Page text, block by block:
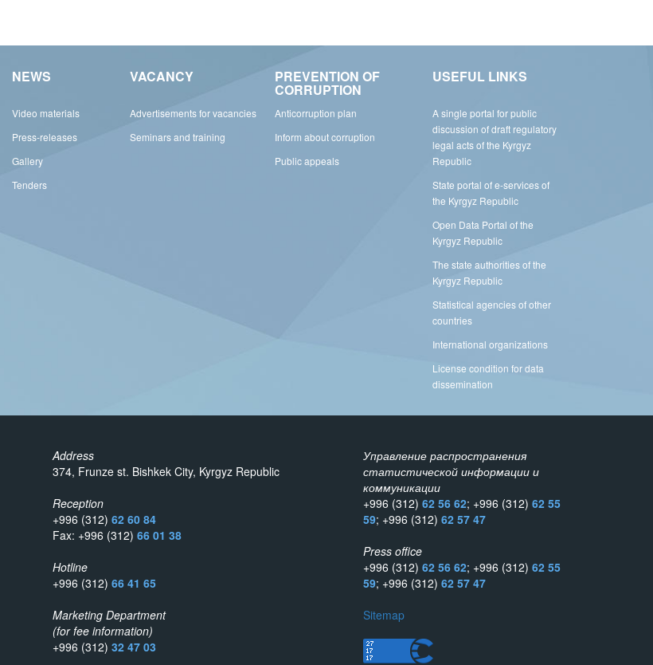
NEWS
Video materials
Press-releases
Gallery
Tenders
VACANCY
Advertisements for vacancies
Seminars and training
PREVENTION OF
CORRUPTION
Anticorruption plan
Inform about corruption
Public appeals
USEFUL LINKS
A single portal for public
discussion of draft regulatory
legal acts of the Kyrgyz
Republic
State portal of e-services of
the Kyrgyz Republic
Open Data Portal of the
Kyrgyz Republic
The state authorities of the
Kyrgyz Republic
Statistical agencies of other
countries
International organizations
License condition for data
dissemination
Address
374, Frunze st. Bishkek City, Kyrgyz Republic
Reception
+996 (312) 62 60 84
Fax: +996 (312) 66 01 38
Hotline
+996 (312) 66 41 65
Marketing Department
(for fee information)
+996 (312) 32 47 03
Управление распространения
статистической информации и
коммуникации
+996 (312) 62 56 62; +996 (312) 62 55
59; +996 (312) 62 57 47
Press office
+996 (312) 62 56 62; +996 (312) 62 55
59; +996 (312) 62 57 47
Sitemap